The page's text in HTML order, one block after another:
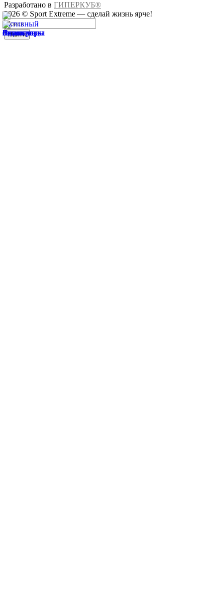
Разработано в ГИПЕРКУБ®
2026 © Sport Extreme — сделай жизнь ярче!
Найти